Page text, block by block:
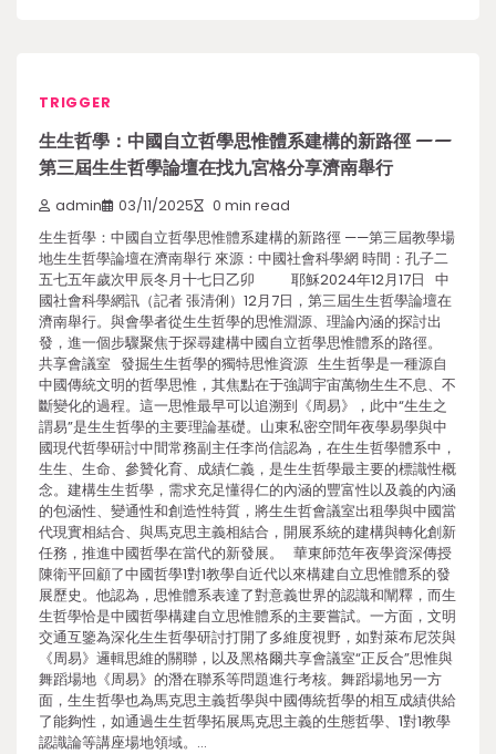
TRIGGER
生生哲學：中國自立哲學思惟體系建構的新路徑 ——
第三屆生生哲學論壇在找九宮格分享濟南舉行
admin 03/11/2025 0 min read
生生哲學：中國自立哲學思惟體系建構的新路徑 ——第三屆教學場
地生生哲學論壇在濟南舉行 來源：中國社會科學網 時間：孔子二
五七五年歲次甲辰冬月十七日乙卯 耶穌2024年12月17日 中
國社會科學網訊（記者 張清俐）12月7日，第三屆生生哲學論壇在
濟南舉行。與會學者從生生哲學的思惟淵源、理論內涵的探討出
發，進一個步驟聚焦于探尋建構中國自立哲學思惟體系的路徑。
共享會議室 發掘生生哲學的獨特思惟資源 生生哲學是一種源自
中國傳統文明的哲學思惟，其焦點在于強調宇宙萬物生生不息、不
斷變化的過程。這一思惟最早可以追溯到《周易》，此中“生生之
謂易”是生生哲學的主要理論基礎。山東私密空間年夜學易學與中
國現代哲學研討中間常務副主任李尚信認為，在生生哲學體系中，
生生、生命、參贊化育、成績仁義，是生生哲學最主要的標識性概
念。建構生生哲學，需求充足懂得仁的內涵的豐富性以及義的內涵
的包涵性、變通性和創造性特質，將生生哲會議室出租學與中國當
代現實相結合、與馬克思主義相結合，開展系統的建構與轉化創新
任務，推進中國哲學在當代的新發展。 華東師范年夜學資深傳授
陳衛平回顧了中國哲學1對1教學自近代以來構建自立思惟體系的發
展歷史。他認為，思惟體系表達了對意義世界的認識和闡釋，而生
生哲學恰是中國哲學構建自立思惟體系的主要嘗試。一方面，文明
交通互鑒為深化生生哲學研討打開了多維度視野，如對萊布尼茨與
《周易》邏輯思維的關聯，以及黑格爾共享會議室“正反合”思惟與
舞蹈場地《周易》的潛在聯系等問題進行考核。舞蹈場地另一方
面，生生哲學也為馬克思主義哲學與中國傳統哲學的相互成績供給
了能夠性，如通過生生哲學拓展馬克思主義的生態哲學、1對1教學
認識論等講座場地領域。…